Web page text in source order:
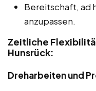
Bereitschaft, ad
anzupassen.
Zeitliche
Hunsrück:
Dreharbeiten und